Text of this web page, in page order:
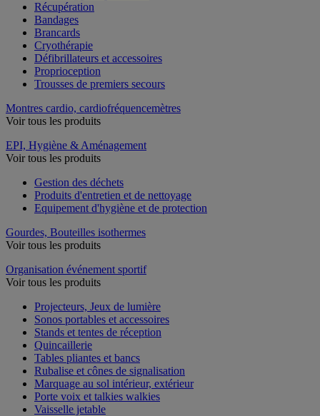
Récupération
Bandages
Brancards
Cryothérapie
Défibrillateurs et accessoires
Proprioception
Trousses de premiers secours
Montres cardio, cardiofréquencemètres
Voir tous les produits
EPI, Hygiène & Aménagement
Voir tous les produits
Gestion des déchets
Produits d'entretien et de nettoyage
Equipement d'hygiène et de protection
Gourdes, Bouteilles isothermes
Voir tous les produits
Organisation événement sportif
Voir tous les produits
Projecteurs, Jeux de lumière
Sonos portables et accessoires
Stands et tentes de réception
Quincaillerie
Tables pliantes et bancs
Rubalise et cônes de signalisation
Marquage au sol intérieur, extérieur
Porte voix et talkies walkies
Vaisselle jetable